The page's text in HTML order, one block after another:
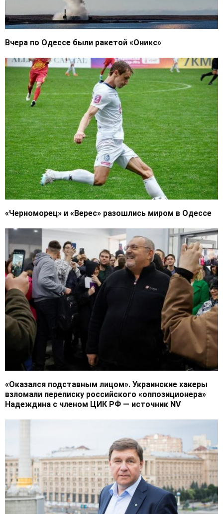
Вчера по Одессе были ракетой «Оникс»
«Черноморец» и «Верес» разошлись миром в Одессе
«Оказался подставным лицом». Украинские хакеры
взломали переписку российского «оппозиционера»
Надеждина с членом ЦИК РФ — источник NV